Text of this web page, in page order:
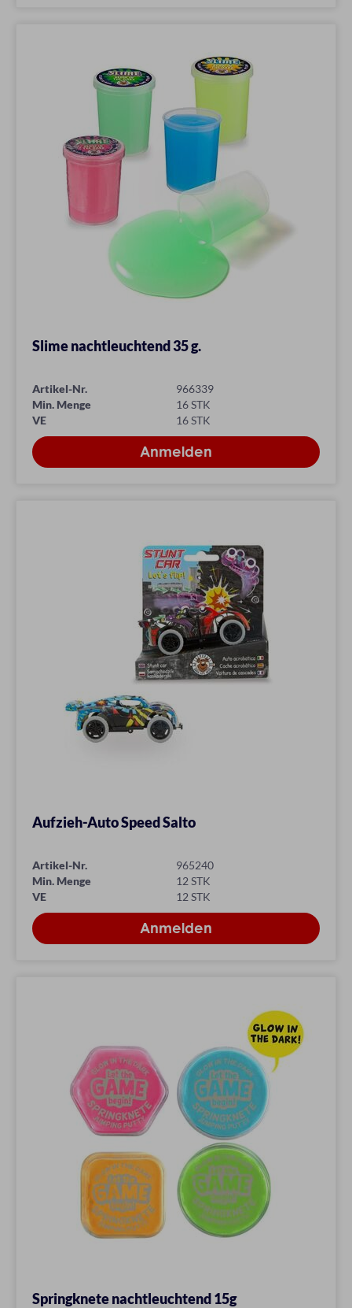
Slime nachtleuchtend 35 g.
Artikel-Nr.
966339
Min. Menge
16 STK
VE
16 STK
Aufzieh-Auto Speed Salto
Artikel-Nr.
965240
Min. Menge
12 STK
VE
12 STK
Springknete nachtleuchtend 15g